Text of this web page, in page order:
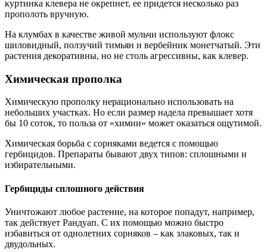
куртинка клевера не окрепнет, ее придется несколько раз
прополоть вручную.
На клумбах в качестве живой мульчи используют флокс
шиловидный, ползучий тимьян и вербейник монетчатый. Эти
растения декоративны, но не столь агрессивны, как клевер.
Химическая прополка
Химическую прополку нерационально использовать на
небольших участках. Но если размер надела превышает хотя
бы 10 соток, то польза от «химии» может оказаться ощутимой.
Химическая борьба с сорняками ведется с помощью
гербицидов. Препараты бывают двух типов: сплошными и
избирательными.
Гербициды сплошного действия
Уничтожают любое растение, на которое попадут, например,
так действует Рандуап. С их помощью можно быстро
избавиться от однолетних сорняков – как злаковых, так и
двудольных.